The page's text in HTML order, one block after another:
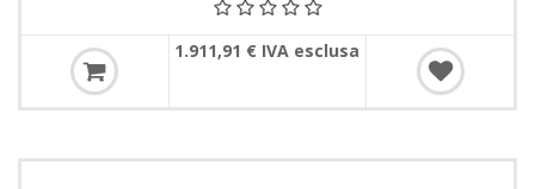
1.911,91 € IVA esclusa